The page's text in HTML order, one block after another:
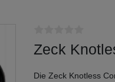
Zeck
Die Zeck Knotless